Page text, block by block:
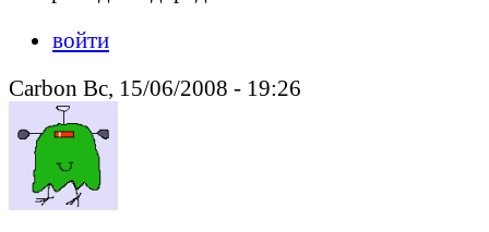
войти
Carbon Вс, 15/06/2008 - 19:26